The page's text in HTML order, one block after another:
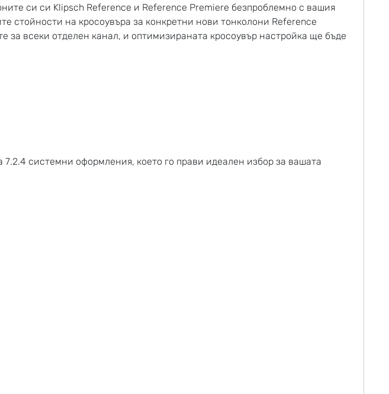
си си Klipsch Reference и Reference Premiere безпроблемно с вашия
стойности на кросоувъра за конкретни нови тонколони Reference
за всеки отделен канал, и оптимизираната кросоувър настройка ще бъде
7.2.4 системни оформления, което го прави идеален избор за вашата